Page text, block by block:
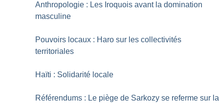
Anthropologie : Les Iroquois avant la domination
masculine
Pouvoirs locaux : Haro sur les collectivités
territoriales
Haïti : Solidarité locale
Référendums : Le piège de Sarkozy se referme sur la